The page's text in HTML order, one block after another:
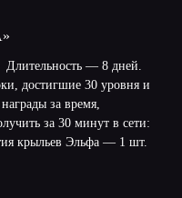
Длительность — 8 дней.
достигшие 30 уровня и
за время,
за 30 минут в сети:
крыльев Эльфа — 1 шт.